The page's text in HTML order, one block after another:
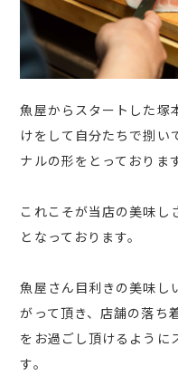
魚屋からスタートした塚
けをして自分たちで捌い
ナルの形をとっております
これこそが当店の美味し
となっております。
魚屋さん目利きの美味し
がって頂き、店舗の落ち
をお過ごし頂けるように
す。